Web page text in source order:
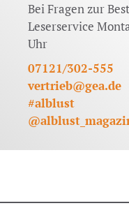
Bei Fragen zur
Leserservice
Uhr
07121/302-555
vertrieb@gea.de
#alblust